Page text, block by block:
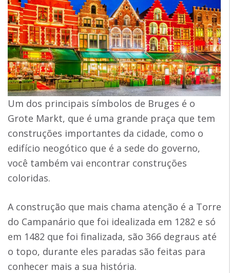
Um dos principais símbolos de Bruges é o
Grote Markt, que é uma grande praça que tem
construções importantes da cidade, como o
edifício neogótico que é a sede do governo,
você também vai encontrar construções
coloridas.
A construção que mais chama atenção é a Torre
do Campanário que foi idealizada em 1282 e só
em 1482 que foi finalizada, são 366 degraus até
o topo, durante eles paradas são feitas para
conhecer mais a sua história.